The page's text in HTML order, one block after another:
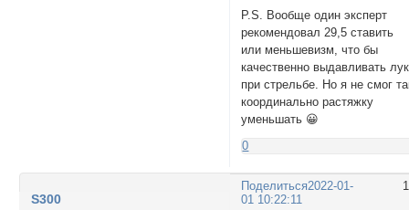
P.S. Вообще один эксперт
рекомендовал 29,5 ставить
или меньшевизм, что бы
качественно выдавливать лук
при стрельбе. Но я не смог
координально растяжку
уменьшать 😀
0
Поделиться2022-01-
01 10:22:11
S300